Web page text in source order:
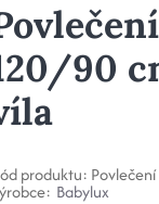
90
produktu:
Babylux